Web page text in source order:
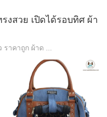
งสวย เปิดได้รอบทิศ ผ้า
าคาถูก ผ้าด ...